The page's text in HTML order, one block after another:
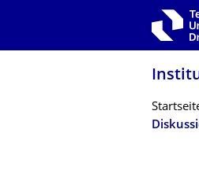
Zur Hauptnavigation springen